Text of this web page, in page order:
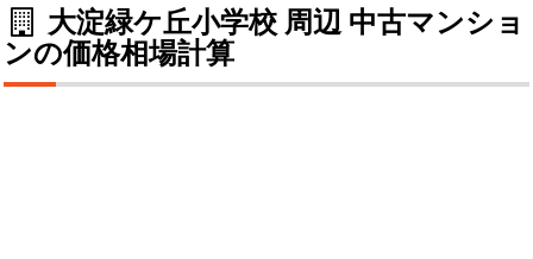
大淀緑ケ丘小学校 周辺 中古マンショ
ンの価格相場計算